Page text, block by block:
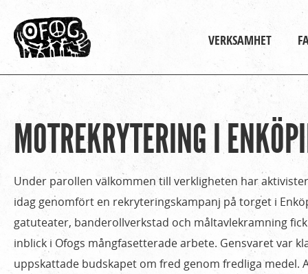
Huvudmeny
VERKSAMHET
Du
här
Hem
›
Ofog
›
Nyheter
MOTREKRYTERING I
Under parollen välkommen till verkligheten har
idag genomfört en rekryteringskampanj på torget i
gatuteater, banderollverkstad och måltavlekramning
inblick i Ofogs mångfasetterade arbete. Gensvaret var
uppskattade budskapet om fred genom fredliga medel.